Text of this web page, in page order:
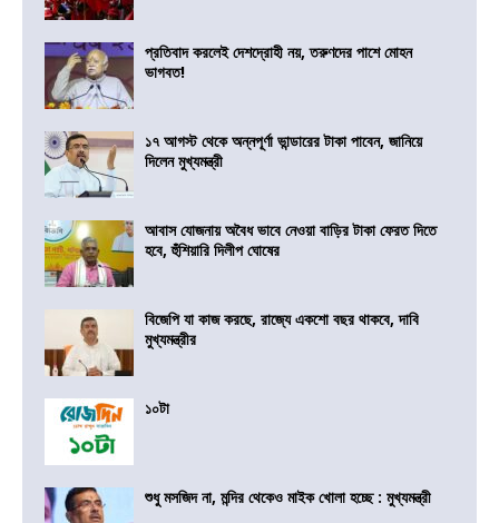
প্রতিবাদ করলেই দেশদ্রোহী নয়, তরুণদের পাশে মোহন
ভাগবত!
১৭ আগস্ট থেকে অন্নপূর্ণা ভান্ডারের টাকা পাবেন, জানিয়ে
দিলেন মুখ্যমন্ত্রী
আবাস যোজনায় অবৈধ ভাবে নেওয়া বাড়ির টাকা ফেরত দিতে
হবে, হুঁশিয়ারি দিলীপ ঘোষের
বিজেপি যা কাজ করছে, রাজ্যে একশো বছর থাকবে, দাবি
মুখ্যমন্ত্রীর
১০টা
শুধু মসজিদ না, মন্দির থেকেও মাইক খোলা হচ্ছে : মুখ্যমন্ত্রী